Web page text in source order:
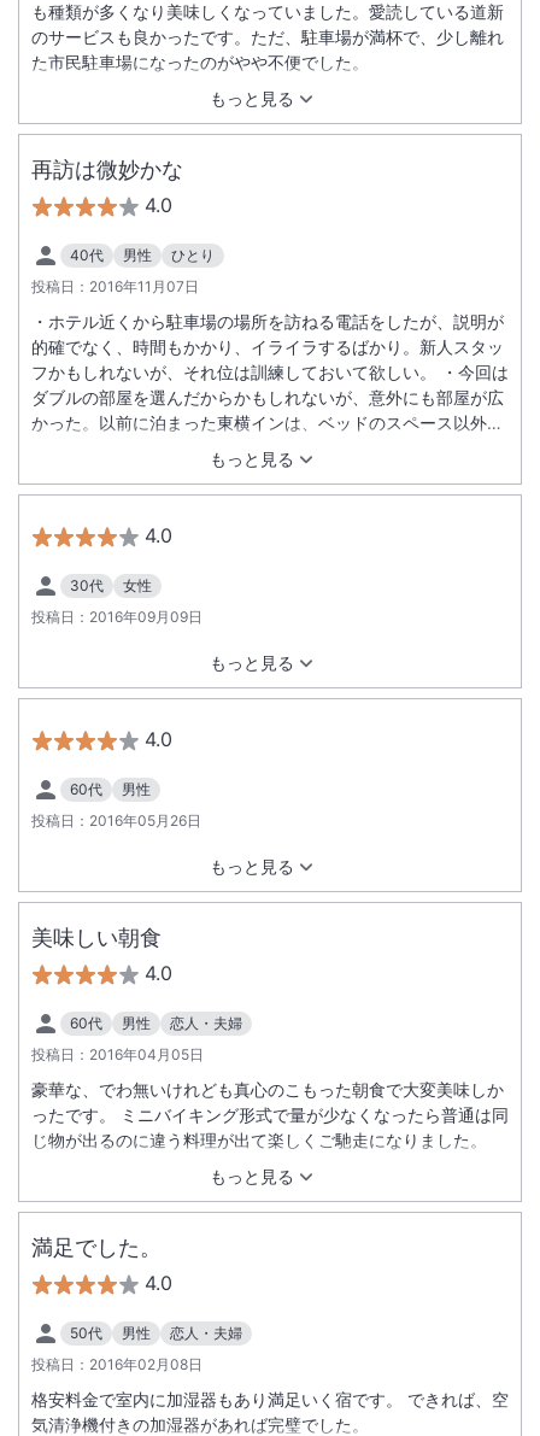
もっと見る
も種類が多くなり美味しくなっていました。愛読している道新
のサービスも良かったです。ただ、駐車場が満杯で、少し離れ
た市民駐車場になったのがやや不便でした。
再訪は微妙かな
4.0
40代 男性
ひとり
投稿日： 2016年11月07日
もっと見る
・ホテル近くから駐車場の場所を訪ねる電話をしたが、説明が
的確でなく、時間もかかり、イライラするばかり。新人スタッ
フかもしれないが、それ位は訓練しておいて欲しい。 ・今回は
ダブルの部屋を選んだからかもしれないが、意外にも部屋が広
かった。以前に泊まった東横インは、ベッドのスペース以外は
足の踏み場がなかった印象が強烈だっただけに、好印象。 ・そ
の他にも効率化の工夫が随所に見えていた。それがさりげなく
ではなくありありと見えるだけに、泊まっている者としては、
「どうせ安く泊まってるんだし」と感じられてチョッとさみし
くなるかな。
4.0
30代
女性
投稿日： 2016年09月09日
もっと見る
4.0
60代
男性
投稿日： 2016年05月26日
もっと見る
美味しい朝食
4.0
60代 男性
恋人・夫婦
投稿日： 2016年04月05日
もっと見る
豪華な、でわ無いけれども真心のこもった朝食で大変美味しか
ったです。 ミニバイキング形式で量が少なくなったら普通は同
じ物が出るのに違う料理が出て楽しくご馳走になりました。
満足でした。
4.0
50代 男性
恋人・夫婦
投稿日： 2016年02月08日
格安料金で室内に加湿器もあり満足いく宿です。 できれば、空
気清浄機付きの加湿器があれば完璧でした。